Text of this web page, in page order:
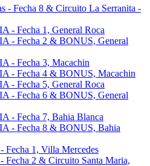
- Fecha 8 & Circuito La Serranita -
- Fecha 1, General Roca
- Fecha 2 & BONUS, General
- Fecha 3, Macachin
- Fecha 4 & BONUS, Macachin
- Fecha 5, General Roca
- Fecha 6 & BONUS, General
- Fecha 7, Bahia Blanca
- Fecha 8 & BONUS, Bahia
1, Villa Mercedes
2 & Circuito Santa Maria,